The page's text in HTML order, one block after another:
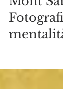
Araldi del
10 set 2024
Mont